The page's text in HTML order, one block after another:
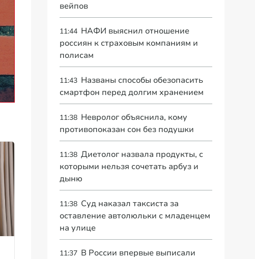
вейпов
11:44 НАФИ выяснил отношение
россиян к страховым компаниям и
полисам
11:43 Названы способы обезопасить
смартфон перед долгим хранением
11:38 Невролог объяснила, кому
противопоказан сон без подушки
11:38 Диетолог назвала продукты, с
которыми нельзя сочетать арбуз и
дыню
11:38 Суд наказал таксиста за
оставление автолюльки с младенцем
на улице
11:37 В России впервые выписали